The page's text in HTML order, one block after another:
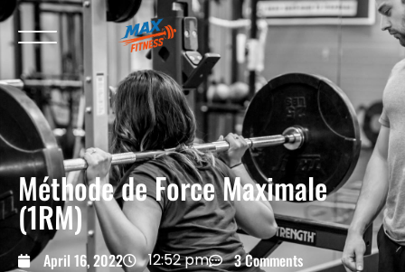
Méthode de Force Maximale
(1RM)
April 16, 2022 12:52 pm 3 Comments